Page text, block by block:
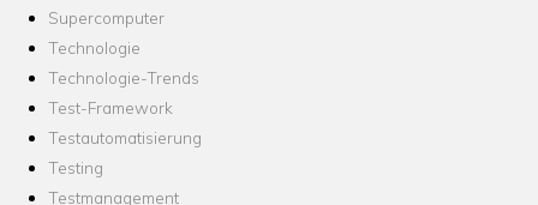
Supercomputer
Technologie
Technologie-Trends
Test-Framework
Testautomatisierung
Testing
Testmanagement